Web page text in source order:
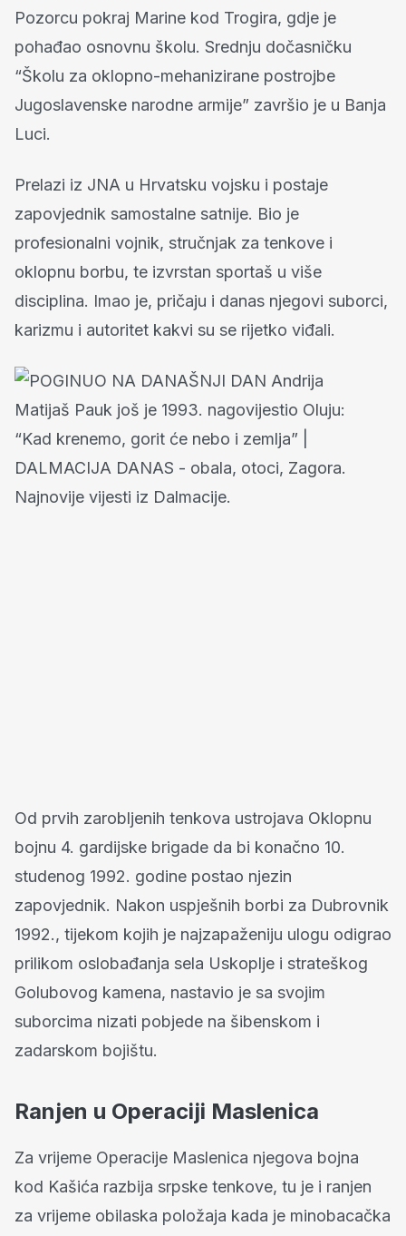
Pozorcu pokraj Marine kod Trogira, gdje je
pohađao osnovnu školu. Srednju dočasničku
“Školu za oklopno-mehanizirane postrojbe
Jugoslavenske narodne armije” završio je u Banja
Luci.
Prelazi iz JNA u Hrvatsku vojsku i postaje
zapovjednik samostalne satnije. Bio je
profesionalni vojnik, stručnjak za tenkove i
oklopnu borbu, te izvrstan sportaš u više
disciplina. Imao je, pričaju i danas njegovi suborci,
karizmu i autoritet kakvi su se rijetko viđali.
Od prvih zarobljenih tenkova ustrojava Oklopnu
bojnu 4. gardijske brigade da bi konačno 10.
studenog 1992. godine postao njezin
zapovjednik. Nakon uspješnih borbi za Dubrovnik
1992., tijekom kojih je najzapaženiju ulogu odigrao
prilikom oslobađanja sela Uskoplje i strateškog
Golubovog kamena, nastavio je sa svojim
suborcima nizati pobjede na šibenskom i
zadarskom bojištu.
Ranjen u Operaciji Maslenica
Za vrijeme Operacije Maslenica njegova bojna
kod Kašića razbija srpske tenkove, tu je i ranjen
za vrijeme obilaska položaja kada je minobacačka